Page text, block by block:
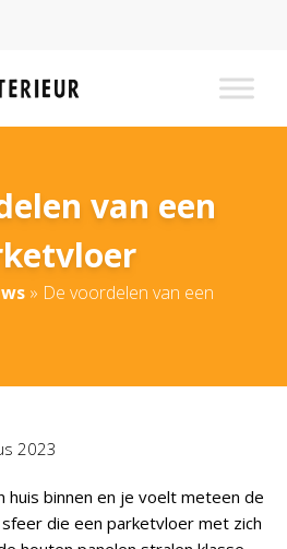
van een
» De voordelen van een
2023
binnen en je voelt meteen de
die een parketvloer met zich